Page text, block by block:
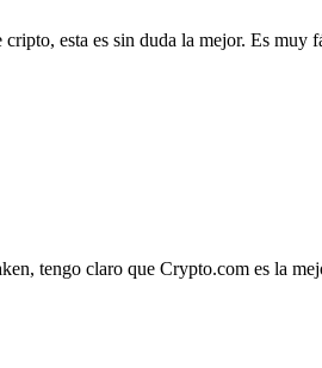
esta es sin duda la mejor. Es muy
tengo claro que Crypto.com es la